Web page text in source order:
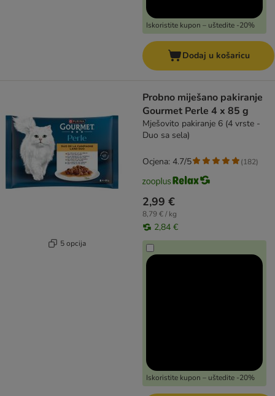
Iskoristite kupon – uštedite -20%
Dodaj u košaricu
5 opcija
Probno miješano pakiranje
Gourmet Perle 4 x 85 g
Mješovito pakiranje 6 (4 vrste -
Duo sa sela)
2,99 €
8,79 € / kg
2,84 €
Iskoristite kupon – uštedite -20%
Ocjena: 4.7/5 (182)